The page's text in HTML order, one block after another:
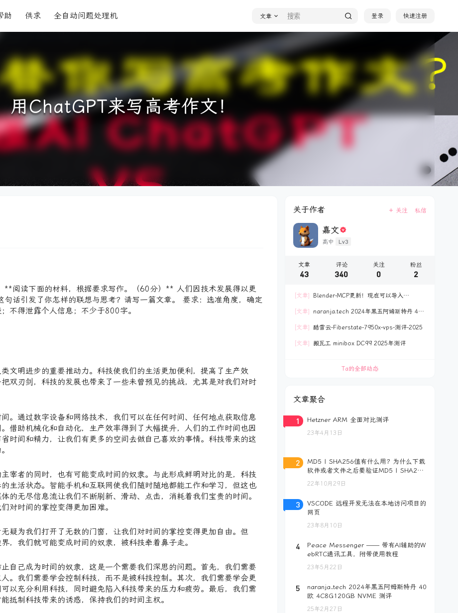
助 供求 全自动问题处理机 文章 登录 快速注册
用ChatGPT来写高考作文！
阅读下面的材料，根据要求写作。（60分）** 人们因技术发展得以更
话引发了你怎样的联想与思考？请写一篇文章。 要求：选准角度，确定
不得泄露个人信息；不少于800字。
文明进步的重要推动力。科技使我们的生活更加便利，提高了生产效
双刃剑，科技的发展也带来了一些未曾预见的挑战，尤其是对我们对时
。通过数字设备和网络技术，我们可以在任何时间、任何地点获取信息
借助机械化和自动化，生产效率得到了大幅提升，人们的工作时间也因
时间和精力，让我们有更多的空间去做自己喜欢的事情。科技带来的这
宰者的同时，也有可能变成时间的奴隶。与此形成鲜明对比的是，科技
生活状态。智能手机和互联网使我们随时随地都能工作和学习，但这也
的无尽信息流让我们不断刷新、滑动、点击，消耗着我们宝贵的时间。
对时间的掌控变得更加困难。
疑为我们打开了无数的门窗，让我们对时间的掌控变得更加自由。但
，我们就可能变成时间的奴隶，被科技牵着鼻子走。
自己成为时间的奴隶，这是一个需要我们深思的问题。首先，我们需要
。我们需要学会控制科技，而不是被科技控制。其次，我们需要学会更
以充分利用科技，同时避免陷入科技带来的压力和疲劳。最后，我们需
抵制科技带来的诱惑，保持我们的时间主权。
关于作者 关注 私信
嘉文
高中 Lv3
文章
43
评论
340
关注
0
粉丝
2
[文章]
Blender-MCP更新！现在可以导入
[文章]
naranja.tech 2024年黑五阿姆斯特丹 40
[文章]
酷雪云-Fiberstate-7950x-vps-测评-2025
[文章] 搬瓦工 minibox DC99 2025年测评
Ta的全部动态
文章聚合
1 Hetzner ARM 全面对比测评
23年4月13日
2
MD5 | SHA256值有什么用？为什么下载
软件或者文件之后要验证MD5 | SHA256
值？如何在Windows下使用CMD计算MD
5 | SHA256值
22年10月29日
3
VSCODE 远程开发无法在本地访问项目的
网页
23年8月10日
4
Peace Messenger —— 带有AI辅助的W
ebRTC通讯工具，附带使用教程
23年5月22日
5
naranja.tech 2024年黑五阿姆斯特丹 40
欧 4C8G120GB NVME 测评
25年2月27日